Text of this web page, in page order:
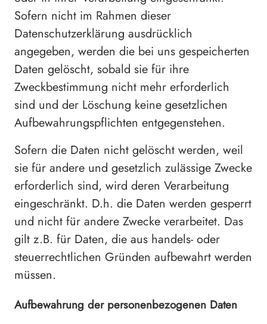
Sofern nicht im Rahmen dieser
Datenschutzerklärung ausdrücklich
angegeben, werden die bei uns gespeicherten
Daten gelöscht, sobald sie für ihre
Zweckbestimmung nicht mehr erforderlich
sind und der Löschung keine gesetzlichen
Aufbewahrungspflichten entgegenstehen.
Sofern die Daten nicht gelöscht werden, weil
sie für andere und gesetzlich zulässige Zwecke
erforderlich sind, wird deren Verarbeitung
eingeschränkt. D.h. die Daten werden gesperrt
und nicht für andere Zwecke verarbeitet. Das
gilt z.B. für Daten, die aus handels- oder
steuerrechtlichen Gründen aufbewahrt werden
müssen.
Aufbewahrung der personenbezogenen Daten